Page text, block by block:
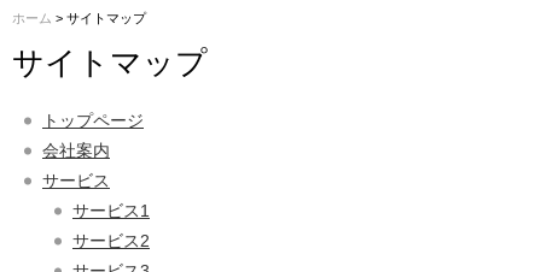
ホーム > サイトマップ
サイトマップ
トップページ
会社案内
サービス
サービス1
サービス2